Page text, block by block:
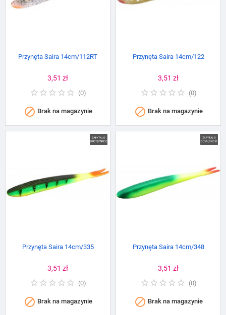
Przynęta Saira 14cm/112RT
Cena
3,51 zł
(0)
 Brak na magazynie
Przynęta Saira 14cm/122
Cena
3,51 zł
(0)
 Brak na magazynie
Przynęta Saira 14cm/335
Cena
3,51 zł
(0)
 Brak na magazynie
Przynęta Saira 14cm/348
Cena
3,51 zł
(0)
 Brak na magazynie